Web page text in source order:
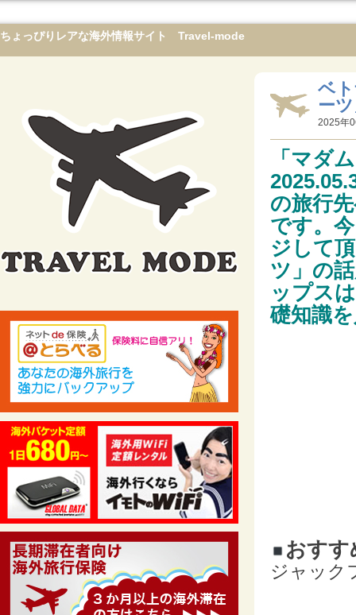
ちょっぴりレアな海外情報サイト Travel-mode
ベ
ー
2025年
「マダ
の旅行
です。
ジして
ツ」の
ップス
礎知識
おすす
ジャック